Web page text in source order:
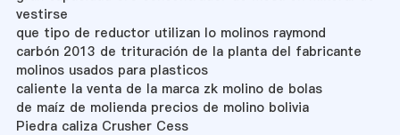
vestirse
que tipo de reductor utilizan lo molinos raymond
carbón 2013 de trituración de la planta del fabricante
molinos usados para plasticos
caliente la venta de la marca zk molino de bolas
de maíz de molienda precios de molino bolivia
Piedra caliza Crusher Cess